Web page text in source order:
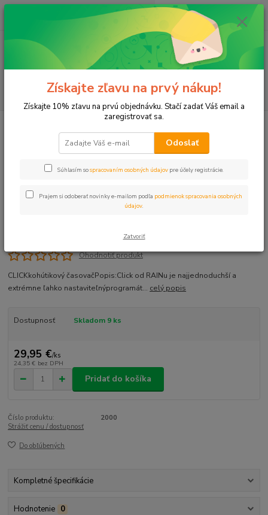
Menu
(Po-Pia, 8-17 hod.)
ks
za0 €
Programátor RAIN CLICK
Programátor RAIN CLICK
Ohodnotiť produkt
CLICKkohútikový časovačPopis:Click od RAINu je najjednoduchší a
extrémne ľahko nastaviteľnýprogramát... celý popis
Dostupnosť Skladom 9 ks
29,95 €/ks
24,35 € bez DPH
Pridať do košíka
Číslo produktu:
2000
Strážiť cenu / dostupnosť
Do obľúbených
Kompletné špecifikácie
Hodnotenie 0
Získajte zľavu na prvý nákup!
Získajte 10% zľavu na prvú objednávku. Stačí zadať Váš email a
zaregistrovať sa.
Odoslať
Súhlasím sospracovaním osobných údajov pre účely registrácie.
Prajem si odoberať novinky e-mailom podľa podmienok spracovania osobných
údajov
Zatvoriť